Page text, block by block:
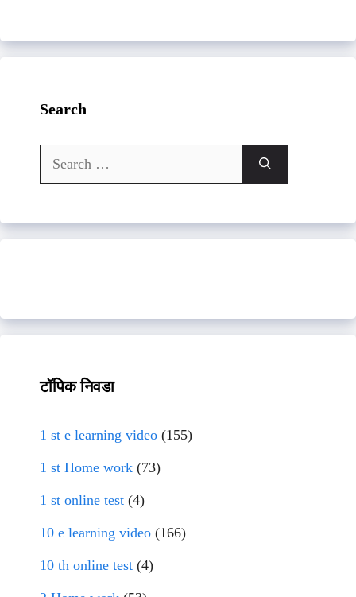
Search
Search
for:
टॉपिक निवडा
1 st e learning video (155)
1 st Home work (73)
1 st online test (4)
10 e learning video (166)
10 th online test (4)